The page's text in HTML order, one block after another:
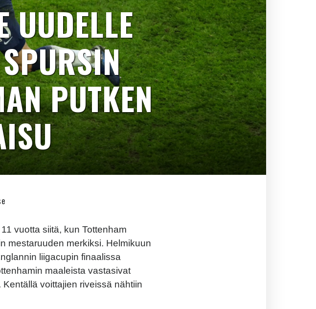
UUDELLE
PUTKEN
vuotta siitä, kun Tottenham
mestaruuden merkiksi. Helmikuun
liigacupin finaalissa
maaleista vastasivat
Kentällä voittajien riveissä nähtiin